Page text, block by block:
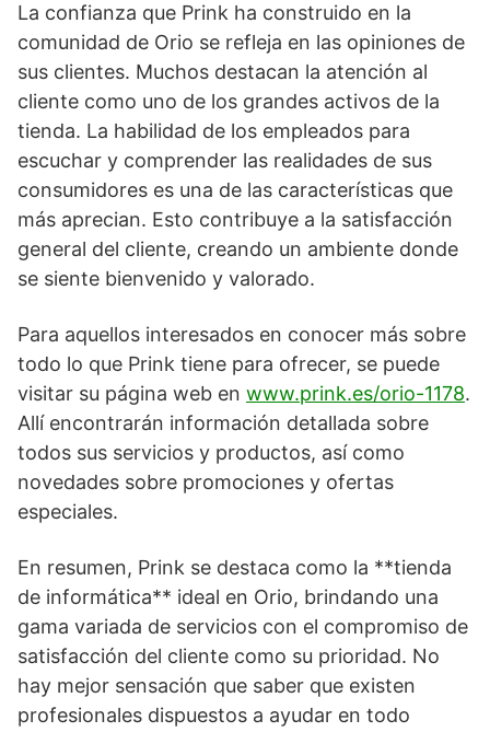
La confianza que Prink ha construido en la
comunidad de Orio se refleja en las opiniones de
sus clientes. Muchos destacan la atención al
cliente como uno de los grandes activos de la
tienda. La habilidad de los empleados para
escuchar y comprender las realidades de sus
consumidores es una de las características que
más aprecian. Esto contribuye a la satisfacción
general del cliente, creando un ambiente donde
se siente bienvenido y valorado.
Para aquellos interesados en conocer más sobre
todo lo que Prink tiene para ofrecer, se puede
visitar su página web en www.prink.es/orio-1178.
Allí encontrarán información detallada sobre
todos sus servicios y productos, así como
novedades sobre promociones y ofertas
especiales.
En resumen, Prink se destaca como la **tienda
de informática** ideal en Orio, brindando una
gama variada de servicios con el compromiso de
satisfacción del cliente como su prioridad. No
hay mejor sensación que saber que existen
profesionales dispuestos a ayudar en todo